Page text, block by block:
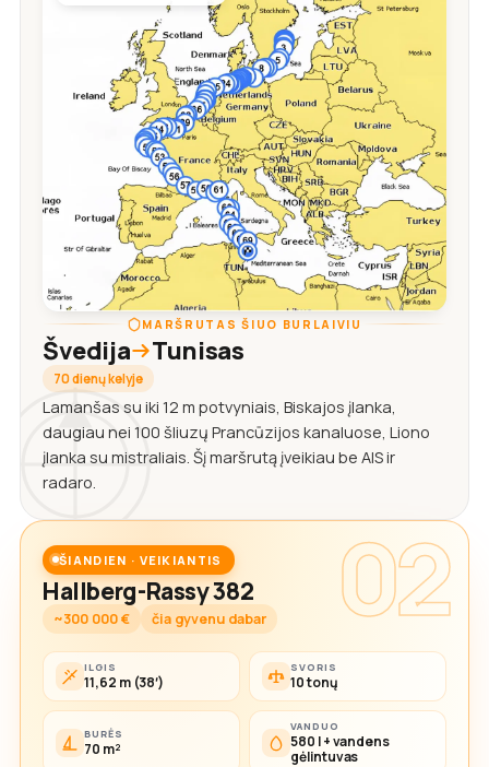
MARŠRUTAS ŠIUO BURLAIVIU
Švedija Tunisas
70 dienų kelyje
Lamanšas su iki 12 m potvyniais, Biskajos įlanka,
daugiau nei 100 šliuzų Prancūzijos kanaluose, Liono
įlanka su mistraliais. Šį maršrutą įveikiau be AIS ir
radaro.
02
ŠIANDIEN · VEIKIANTIS
Hallberg-Rassy 382
~300 000 € čia gyvenu dabar
ILGIS
11,62 m (38′)
SVORIS
10 tonų
BURĖS
70 m²
VANDUO
580 l + vandens
gėlintuvas